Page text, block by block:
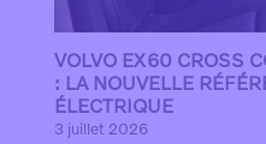
VOLVO EX60 CROSS
: LA NOUVELLE
ÉLECTRIQUE
3 juillet 2026